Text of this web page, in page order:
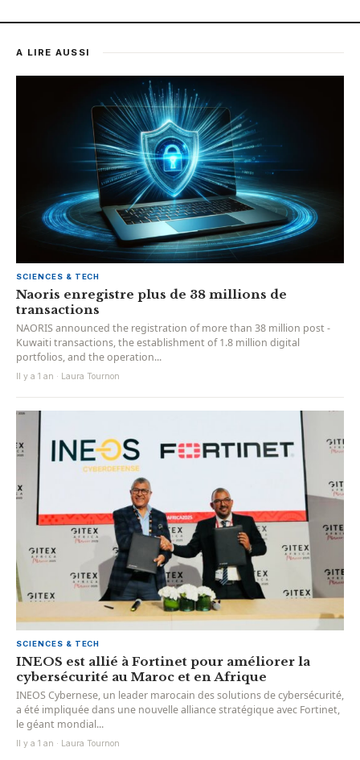
A LIRE AUSSI
SCIENCES & TECH
Naoris enregistre plus de 38 millions de
transactions
NAORIS announced the registration of more than 38 million post -
Kuwaiti transactions, the establishment of 1.8 million digital
portfolios, and the operation...
Il y a 1 an · Laura Tournon
SCIENCES & TECH
INEOS est allié à Fortinet pour améliorer la
cybersécurité au Maroc et en Afrique
INEOS Cybernese, un leader marocain des solutions de cybersécurité,
a été impliquée dans une nouvelle alliance stratégique avec Fortinet,
le géant mondial...
Il y a 1 an · Laura Tournon